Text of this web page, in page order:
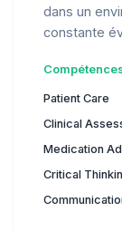
dans un
constante
Patient Care
Critical